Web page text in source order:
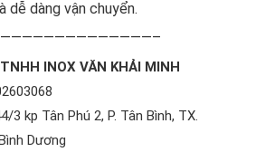
dễ dàng vận chuyển.
INOX VĂN KHẢI MINH
3 kp Tân Phú 2, P. Tân Bình, TX.
Dương